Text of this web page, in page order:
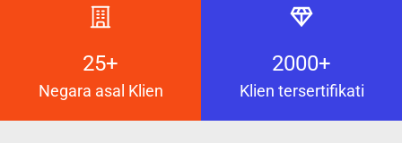
25+
Negara asal Klien
2000+
Klien tersertifikati